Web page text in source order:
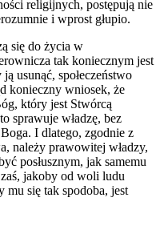
religijnych, postępują nie
i wprost głupio.
się do życia w
tak koniecznym jest
usunąć, społeczeństwo
konieczny wniosek, że
który jest Stwórcą
sprawuje władzę, bez
I dlatego, zgodnie z
należy prawowitej władzy,
posłusznym, jak samemu
jakoby od woli ludu
mu się tak spodoba, jest